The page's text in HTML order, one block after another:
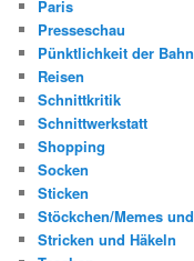
Paris
Presseschau
Pünktlichkeit der Bahn
Reisen
Schnittkritik
Schnittwerkstatt
Shopping
Socken
Sticken
Stöckchen/Memes
Stricken und Häkeln